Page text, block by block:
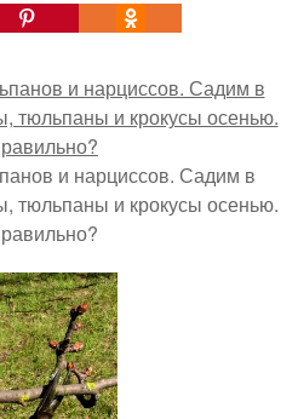
и нарциссов. Садим в
тюльпаны и крокусы осенью.